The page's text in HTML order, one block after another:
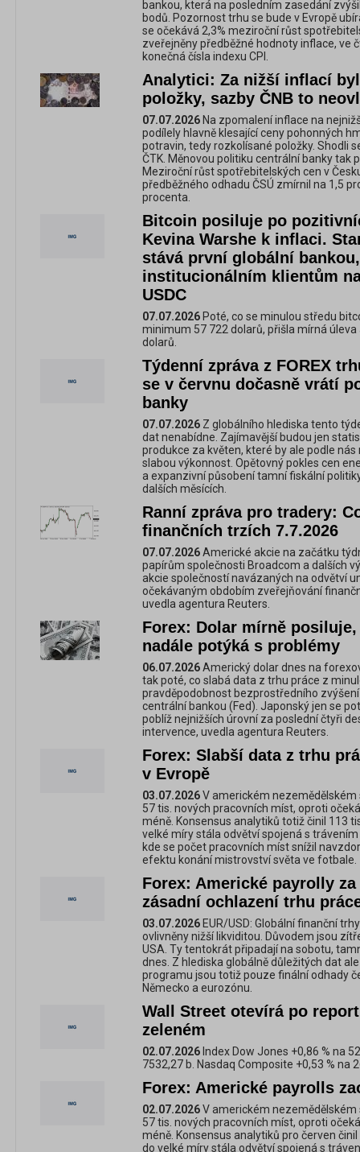
bankou, která na posledním zasedání
bodů. Pozornost trhu se bude v Evropě
se očekává 2,3% meziroční růst
zveřejněny předběžné hodnoty inflace, ve
konečná čísla indexu CPI.
Analytici: Za nižší inflací
položky, sazby ČNB to
07.07.2026 Na zpomalení inflace na
podílely hlavně klesající ceny pohonných
potravin, tedy rozkolísané položky. Shodli
ČTK. Měnovou politiku centrální banky tak
Meziroční růst spotřebitelských cen v
předběžného odhadu ČSÚ zmírnil na 1,5
procenta.
Bitcoin posiluje po
Kevina Warshe k inflaci.
stává první globální
institucionálním klientům
USDC
07.07.2026 Poté, co se minulou středu
minimum 57 722 dolarů, přišla mírná
dolarů.
Týdenní zpráva z FOREX
se v červnu dočasně vrátí
banky
07.07.2026 Z globálního hlediska tento
dat nenabídne. Zajímavější budou jen
produkce za květen, které by ale podle
slabou výkonnost. Opětovný pokles cen
a expanzivní působení tamní fiskální
dalších měsících.
Ranní zpráva pro tradery:
finančních trzích 7.7.2026
07.07.2026Americké akcie na začátku
papírům společnosti Broadcom a dalších
akcie společností navázaných na odvětví
očekávaným obdobím zveřejňování
uvedla agentura Reuters.
Forex: Dolar mírně
nadále potýká s problémy
06.07.2026Americký dolar dnes na
tak poté, co slabá data z trhu práce z
pravděpodobnost bezprostředního
centrální bankou (Fed). Japonský jen se
poblíž nejnižších úrovní za poslední čtyři
intervence, uvedla agentura Reuters.
Forex: Slabší data z trhu
v Evropě
03.07.2026V americkém
57 tis. nových pracovních míst, oproti
méně. Konsensus analytiků totiž činil 113
velké míry stála odvětví spojená s
kde se počet pracovních míst snížil
efektu konání mistrovství světa ve fotbale.
Forex: Americké payrolly
zásadní ochlazení trhu
03.07.2026 EUR/USD: Globální finanční
ovlivněny nižší likviditou. Důvodem jsou
USA. Ty tentokrát připadají na sobotu,
dnes. Z hlediska globálně důležitých dat
programu jsou totiž pouze finální odhady
Německo a eurozónu.
Wall Street otevírá po
zeleném
02.07.2026 Index Dow Jones +0,86 % na
7532,27 b. Nasdaq Composite +0,53 % na
Forex: Americké payrolls
02.07.2026V americkém
57 tis. nových pracovních míst, oproti
méně. Konsensus analytiků pro červen
do velké míry stála odvětví spojená s